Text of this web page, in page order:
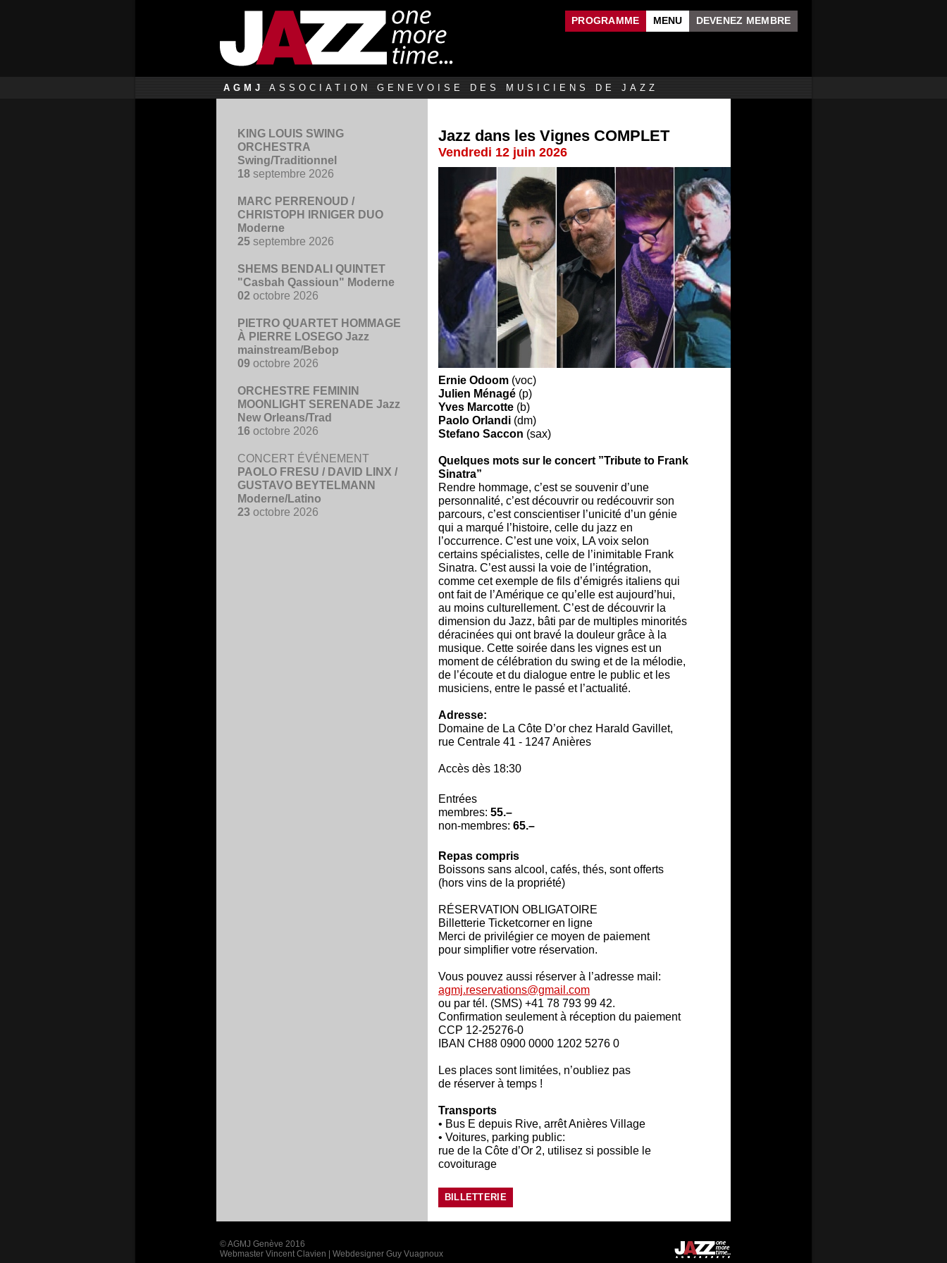
Jump to navigation
AGMJ ASSOCIATION GENEVOISE DES MUSICIENS DE JAZZ
PROGRAMME MENU DEVENEZ MEMBRE
Jazz dans les Vignes COMPLET
Vendredi 12 juin 2026
Ernie Odoom (voc)
Julien Ménagé (p)
Yves Marcotte (b)
Paolo Orlandi (dm)
Stefano Saccon (sax)
Quelques mots sur le concert ”Tribute to Frank
Sinatra”
Rendre hommage, c’est se souvenir d’une
personnalité, c’est découvrir ou redécouvrir son
parcours, c’est conscientiser l’unicité d’un génie
qui a marqué l’histoire, celle du jazz en
l’occurrence. C’est une voix, LA voix selon
certains spécialistes, celle de l’inimitable Frank
Sinatra. C’est aussi la voie de l’intégration,
comme cet exemple de fils d’émigrés italiens qui
ont fait de l’Amérique ce qu’elle est aujourd’hui,
au moins culturellement. C’est de découvrir la
dimension du Jazz, bâti par de multiples minorités
déracinées qui ont bravé la douleur grâce à la
musique. Cette soirée dans les vignes est un
moment de célébration du swing et de la mélodie,
de l’écoute et du dialogue entre le public et les
musiciens, entre le passé et l’actualité.
Adresse:
Domaine de La Côte D’or chez Harald Gavillet,
rue Centrale 41 - 1247 Anières
Accès dès 18:30
Entrées
membres: 55.–
non-membres: 65.–
Repas compris
Boissons sans alcool, cafés, thés, sont offerts
(hors vins de la propriété)
RÉSERVATION OBLIGATOIRE
Billetterie Ticketcorner en ligne
Merci de privilégier ce moyen de paiement
pour simplifier votre réservation.
Vous pouvez aussi réserver à l’adresse mail:
agmj.reservations@gmail.com
ou par tél. (SMS) +41 78 793 99 42.
Confirmation seulement à réception du paiement
CCP 12-25276-0
IBAN CH88 0900 0000 1202 5276 0
Les places sont limitées, n’oubliez pas
de réserver à temps !
Transports
• Bus E depuis Rive, arrêt Anières Village
• Voitures, parking public:
rue de la Côte d’Or 2, utilisez si possible le
covoiturage
BILLETTERIE
KING LOUIS SWING
ORCHESTRA
Swing/Traditionnel
18 septembre 2026
MARC PERRENOUD /
CHRISTOPH IRNIGER DUO
Moderne
25 septembre 2026
SHEMS BENDALI QUINTET
"Casbah Qassioun" Moderne
02 octobre 2026
PIETRO QUARTET HOMMAGE
À PIERRE LOSEGO Jazz
mainstream/Bebop
09 octobre 2026
ORCHESTRE FEMININ
MOONLIGHT SERENADE Jazz
New Orleans/Trad
16 octobre 2026
CONCERT ÉVÉNEMENT
PAOLO FRESU / DAVID LINX /
GUSTAVO BEYTELMANN
Moderne/Latino
23 octobre 2026
© AGMJ Genève 2016
Webmaster Vincent Clavien Webdesigner Guy Vuagnoux